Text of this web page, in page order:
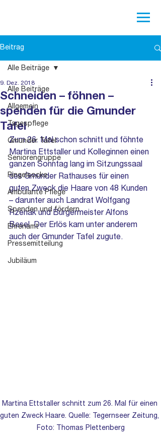
Beitrag
Alle Beiträge
Allgemein
Tagespflege
Gmunder Tafel
Seniorengruppe
Ringelsocke
Ambulante Pflege
Spenden und fördern
Ehrenamt
Pressemitteilung
Jubiläum
Alle Beiträge
Schneiden – föhnen –
spenden für die Gmunder
Tafel
9. Dez. 2018
Zum 26. Mal schon schnitt und föhnte
Martina Ettstaller und Kolleginnen einen
ganzen Sonntag lang im Sitzungssaal
des Gmunder Rathauses für einen
guten Zweck die Haare von 48 Kunden
– darunter auch Landrat Wolfgang
Rzehak und Bürgermeister Alfons
Besel. Der Erlös kam unter anderem
auch der Gmunder Tafel zugute.
Martina Ettstaller schnitt zum 26. Mal für einen
guten Zweck Haare. Quelle: Tegernseer Zeitung,
Foto: Thomas Plettenberg